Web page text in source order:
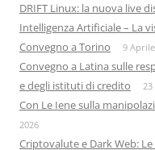
DRIFT Linux: la nuova live
Intelligenza Artificiale – La
Convegno a Torino
9
Convegno a Latina sulle
e degli istituti di credito
23
Con Le Iene sulla
2026
Criptovalute e Dark Web: